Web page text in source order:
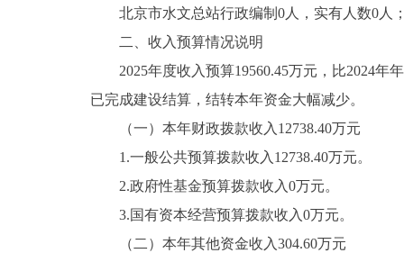
北京市水文总站行政编制0人，实有人数0人；
二、收入预算情况说明
2025年度收入预算19560.45万元，比2024年年
已完成建设结算，结转本年资金大幅减少。
（一）本年财政拨款收入12738.40万元
1.一般公共预算拨款收入12738.40万元。
2.政府性基金预算拨款收入0万元。
3.国有资本经营预算拨款收入0万元。
（二）本年其他资金收入304.60万元